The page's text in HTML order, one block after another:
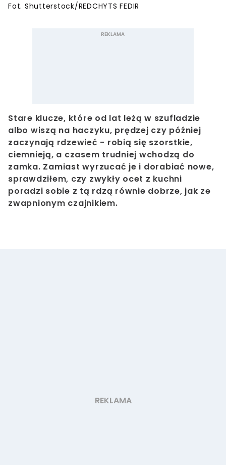
Fot. Shutterstock/REDCHYTS FEDIR
Stare klucze, które od lat leżą w szufladzie
albo wiszą na haczyku, prędzej czy później
zaczynają rdzewieć - robią się szorstkie,
ciemnieją, a czasem trudniej wchodzą do
zamka. Zamiast wyrzucać je i dorabiać nowe,
sprawdziłem, czy zwykły ocet z kuchni
poradzi sobie z tą rdzą równie dobrze, jak ze
zwapnionym czajnikiem.